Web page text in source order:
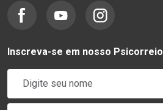
Inscreva-se em nosso Psicorreio